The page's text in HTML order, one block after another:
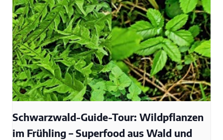
Schwarzwald-Guide-Tour: Wildpflanzen
im Frühling – Superfood aus Wald und